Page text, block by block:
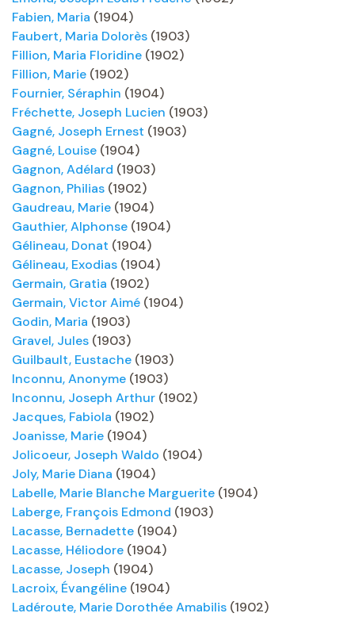
Fabien, Maria (1904)
Faubert, Maria Dolorès (1903)
Fillion, Maria Floridine (1902)
Fillion, Marie (1902)
Fournier, Séraphin (1904)
Fréchette, Joseph Lucien (1903)
Gagné, Joseph Ernest (1903)
Gagné, Louise (1904)
Gagnon, Adélard (1903)
Gagnon, Philias (1902)
Gaudreau, Marie (1904)
Gauthier, Alphonse (1904)
Gélineau, Donat (1904)
Gélineau, Exodias (1904)
Germain, Gratia (1902)
Germain, Victor Aimé (1904)
Godin, Maria (1903)
Gravel, Jules (1903)
Guilbault, Eustache (1903)
Inconnu, Anonyme (1903)
Inconnu, Joseph Arthur (1902)
Jacques, Fabiola (1902)
Joanisse, Marie (1904)
Jolicoeur, Joseph Waldo (1904)
Joly, Marie Diana (1904)
Labelle, Marie Blanche Marguerite (1904)
Laberge, François Edmond (1903)
Lacasse, Bernadette (1904)
Lacasse, Héliodore (1904)
Lacasse, Joseph (1904)
Lacroix, Évangéline (1904)
Ladéroute, Marie Dorothée Amabilis (1902)